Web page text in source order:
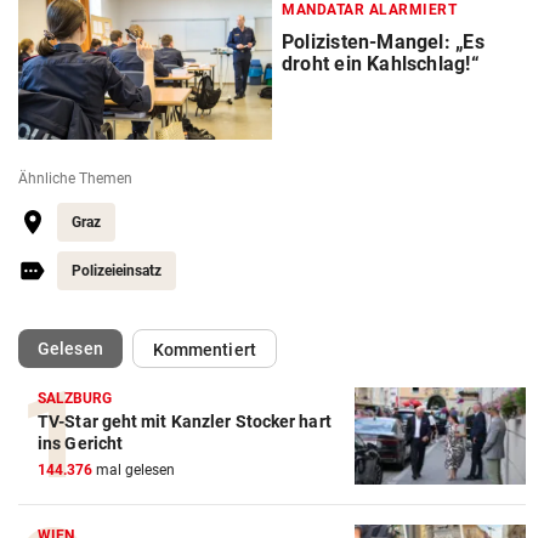
MANDATAR ALARMIERT
Polizisten-Mangel: „Es
droht ein Kahlschlag!“
Ähnliche Themen
Graz
Polizeieinsatz
Gelesen(ausgewählt)Kommentiert
SALZBURG
TV-Star geht mit Kanzler Stocker hart
ins Gericht
144.376 mal gelesen